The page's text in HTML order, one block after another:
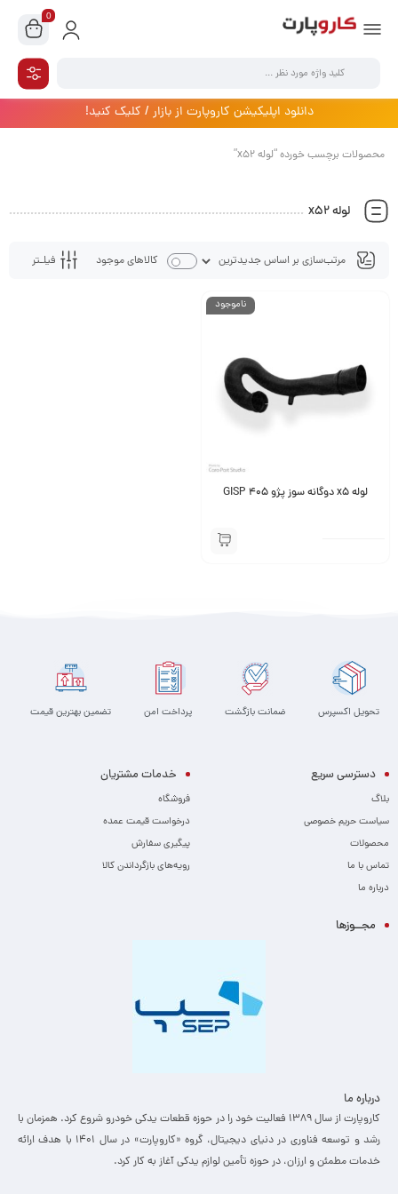
0
دانلود اپلیکیشن کاروپارت از بازار / کلیک کنید!
محصولات برچسب خورده “لوله x52”
لوله x52
فیلـتر کالاهای موجود
ناموجود
لوله x5 دوگانه سوز پژو 405 GISP
تحویل اکسپرس ضمانت بازگشت پرداخت امن تضمین بهترین قیمت
دسترسی سریع
بلاگ
سیاست حریم خصوصی
محصولات
تماس با ما
درباره ما
خدمات مشتریان
فروشگاه
درخواست قیمت عمده
پیگیری سفارش
رویه‌های بازگرداندن کالا
مجــوزها
درباره ما
کاروپارت از سال ۱۳۸۹ فعالیت خود را در حوزه قطعات یدکی خودرو شروع کرد. همزمان با
رشد و توسعه فناوری در دنیای دیجیتال، گروه «کاروپارت» در سال ۱۴۰۱ با هدف ارائه
خدمات مطمئن و ارزان، ­در حوزه تأمین لوازم یدکی آغاز به کار کرد.